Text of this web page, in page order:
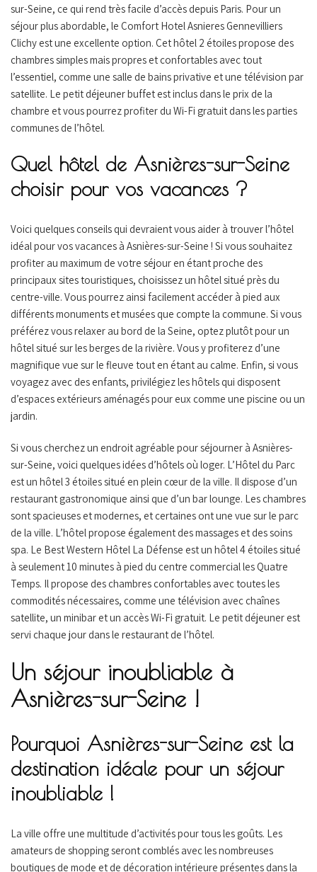
sur-Seine, ce qui rend très facile d’accès depuis Paris. Pour un
séjour plus abordable, le Comfort Hotel Asnieres Gennevilliers
Clichy est une excellente option. Cet hôtel 2 étoiles propose des
chambres simples mais propres et confortables avec tout
l’essentiel, comme une salle de bains privative et une télévision par
satellite. Le petit déjeuner buffet est inclus dans le prix de la
chambre et vous pourrez profiter du Wi-Fi gratuit dans les parties
communes de l’hôtel.
Quel hôtel de Asnières-sur-Seine
choisir pour vos vacances ?
Voici quelques conseils qui devraient vous aider à trouver l’hôtel
idéal pour vos vacances à Asnières-sur-Seine ! Si vous souhaitez
profiter au maximum de votre séjour en étant proche des
principaux sites touristiques, choisissez un hôtel situé près du
centre-ville. Vous pourrez ainsi facilement accéder à pied aux
différents monuments et musées que compte la commune. Si vous
préférez vous relaxer au bord de la Seine, optez plutôt pour un
hôtel situé sur les berges de la rivière. Vous y profiterez d’une
magnifique vue sur le fleuve tout en étant au calme. Enfin, si vous
voyagez avec des enfants, privilégiez les hôtels qui disposent
d’espaces extérieurs aménagés pour eux comme une piscine ou un
jardin.
Si vous cherchez un endroit agréable pour séjourner à Asnières-
sur-Seine, voici quelques idées d’hôtels où loger. L’Hôtel du Parc
est un hôtel 3 étoiles situé en plein cœur de la ville. Il dispose d’un
restaurant gastronomique ainsi que d’un bar lounge. Les chambres
sont spacieuses et modernes, et certaines ont une vue sur le parc
de la ville. L’hôtel propose également des massages et des soins
spa. Le Best Western Hôtel La Défense est un hôtel 4 étoiles situé
à seulement 10 minutes à pied du centre commercial les Quatre
Temps. Il propose des chambres confortables avec toutes les
commodités nécessaires, comme une télévision avec chaînes
satellite, un minibar et un accès Wi-Fi gratuit. Le petit déjeuner est
servi chaque jour dans le restaurant de l’hôtel.
Un séjour inoubliable à
Asnières-sur-Seine !
Pourquoi Asnières-sur-Seine est la
destination idéale pour un séjour
inoubliable !
La ville offre une multitude d’activités pour tous les goûts. Les
amateurs de shopping seront comblés avec les nombreuses
boutiques de mode et de décoration intérieure présentes dans la